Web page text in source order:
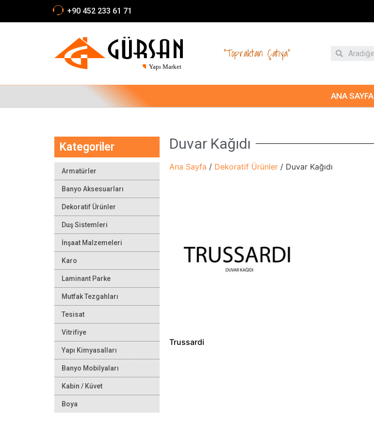
+90 452 233 61 71
"Topraktan Çatıya"
ANA SAYFA
Kategoriler
Armatürler
Banyo Aksesuarları
Dekoratif Ürünler
Duş Sistemleri
İnşaat Malzemeleri
Karo
Laminant Parke
Mutfak Tezgahları
Tesisat
Vitrifiye
Yapı Kimyasalları
Banyo Mobilyaları
Kabin / Küvet
Boya
Duvar Kağıdı
Ana Sayfa / Dekoratif Ürünler/ Duvar Kağıdı
Trussardi